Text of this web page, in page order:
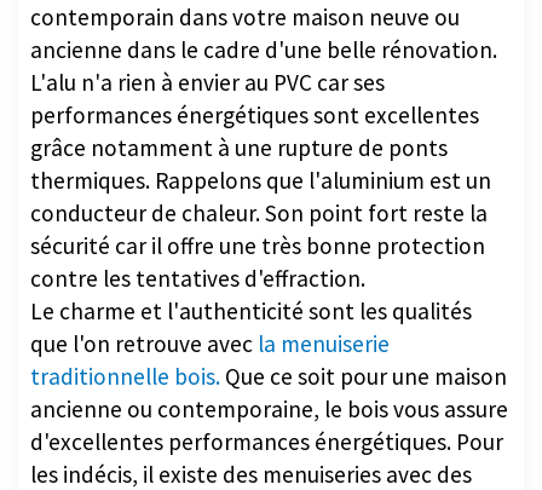
contemporain dans votre maison neuve ou
ancienne dans le cadre d'une belle rénovation.
L'alu n'a rien à envier au PVC car ses
performances énergétiques sont excellentes
grâce notamment à une rupture de ponts
thermiques. Rappelons que l'aluminium est un
conducteur de chaleur. Son point fort reste la
sécurité car il offre une très bonne protection
contre les tentatives d'effraction.
Le charme et l'authenticité sont les qualités
que l'on retrouve avec la menuiserie
traditionnelle bois. Que ce soit pour une maison
ancienne ou contemporaine, le bois vous assure
d'excellentes performances énergétiques. Pour
les indécis, il existe des menuiseries avec des